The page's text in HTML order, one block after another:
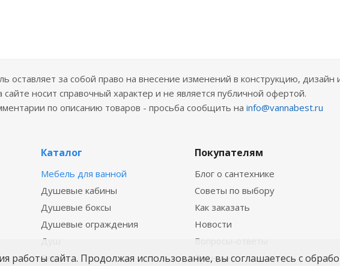
за собой право на внесение изменений в конструкцию, дизайн
носит справочный характер и не является публичной офертой.
по описанию товаров - просьба сообщить на info@vannabest.ru
Каталог
Мебель для ванной
Душевые кабины
Душевые боксы
Душевые ограждения
Душ
Ванны
Покупателям
Блог о сантехнике
Советы по выбору
Как заказать
Новости
Вопросы-ответы
Бренды
работы сайта. Продолжая использование, вы соглашаетесь с